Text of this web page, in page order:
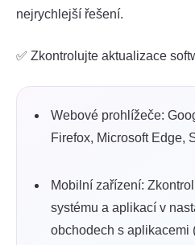
nejrychlejší řešení.
✅ Zkontrolujte aktualizace
Webové prohlížeče:
Firefox, Microsoft Edge,
Mobilní zařízení:
systému a aplikací v
obchodech s aplikacemi